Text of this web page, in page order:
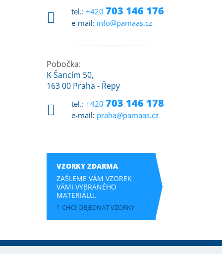
tel.: +420 703 146 176
e-mail: info@pamaas.cz
Pobočka:
K Šancím 50,
163 00 Praha - Řepy
tel.: +420 703 146 178
e-mail: praha@pamaas.cz
VZORKY ZDARMA
ZAŠLEME VÁM VZOREK
VÁMI VYBRANÉHO
MATERIÁLU.
CHCI OBJEDNAT VZORKY